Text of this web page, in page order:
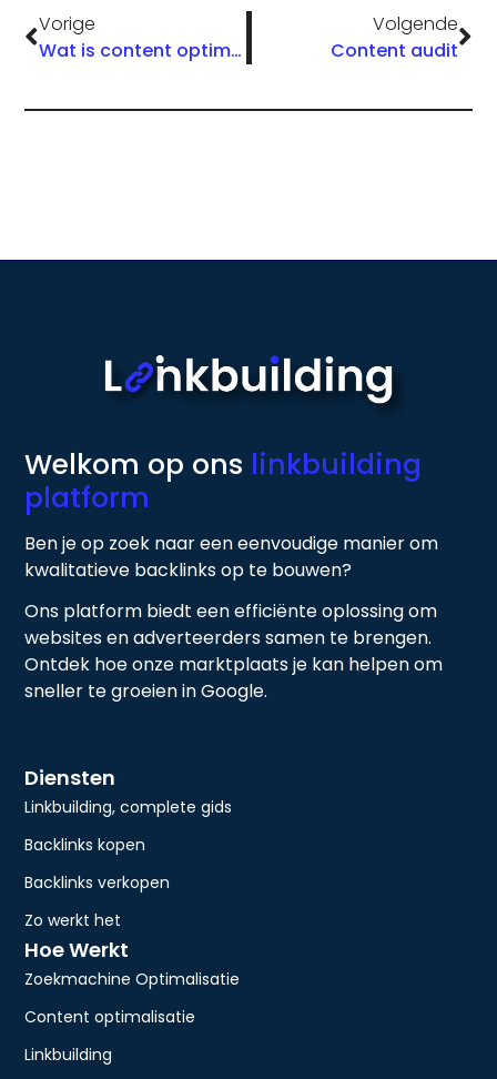
Vorige
Wat is content optimalisatie?
Volgende
Content audit
Welkom op ons linkbuilding
platform
Ben je op zoek naar een eenvoudige manier om
kwalitatieve backlinks op te bouwen?
Ons platform biedt een efficiënte oplossing om
websites en adverteerders samen te brengen.
Ontdek hoe onze marktplaats je kan helpen om
sneller te groeien in Google.
Diensten
Linkbuilding, complete gids
Backlinks kopen
Backlinks verkopen
Zo werkt het
Hoe Werkt
Zoekmachine Optimalisatie
Content optimalisatie
Linkbuilding